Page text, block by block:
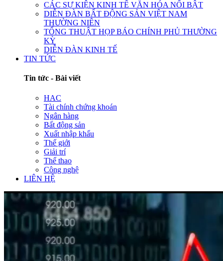
CÁC SỰ KIỆN KINH TẾ VĂN HÓA NỔI BẬT
DIỄN ĐÀN BẤT ĐỘNG SẢN VIỆT NAM
THƯỜNG NIÊN
TỔNG THUẬT HỌP BÁO CHÍNH PHỦ THƯỜNG
KỲ
DIỄN ĐÀN KINH TẾ
TIN TỨC
Tin tức - Bài viết
HAC
Tài chính chứng khoán
Ngân hàng
Bất động sản
Xuất nhập khẩu
Thế giới
Giải trí
Thể thao
Công nghệ
LIÊN HỆ